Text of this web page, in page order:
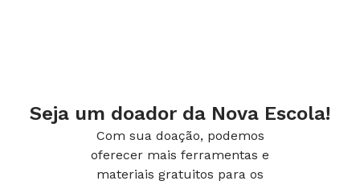
Seja um doador da Nova Escola!
Com sua doação, podemos
oferecer mais ferramentas e
materiais gratuitos para os